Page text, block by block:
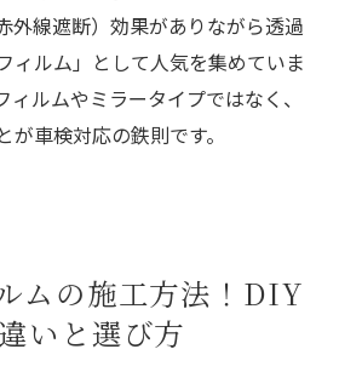
外線遮断）効果がありながら透過
ィルム」として人気を集めていま
ィルムやミラータイプではなく、
車検対応の鉄則です。
ムの施工方法！DIY
いと選び方